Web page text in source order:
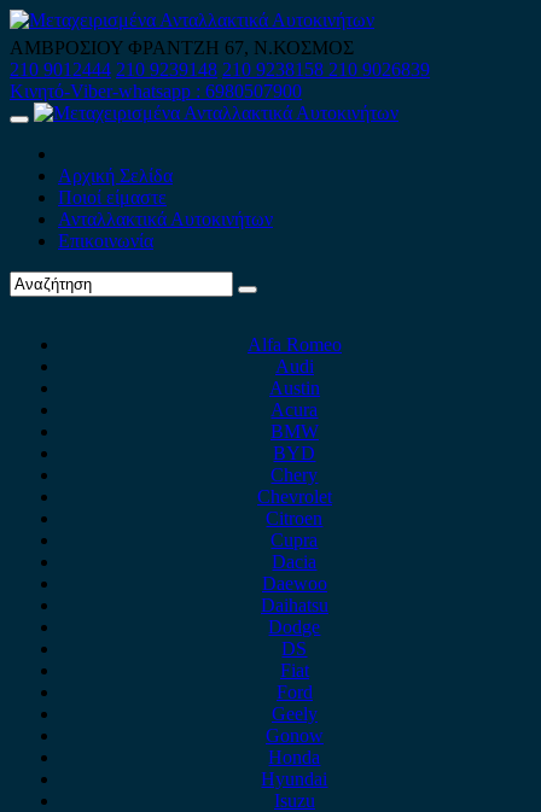
Skip
to
content
ΑΜΒΡΟΣΙΟΥ ΦΡΑΝΤΖΗ 67, Ν.ΚΟΣΜΟΣ
210 9012444 210 9239148 210 9238158 210 9026839
Κινητό-Viber-whatsapp : 6980507900
Primary
Αρχική Σελίδα
Ποιοί είμαστε
Ανταλλακτικά Αυτοκινήτων
Επικοινωνία
Alfa Romeo
Audi
Austin
Acura
BMW
BYD
Chery
Chevrolet
Citroen
Cupra
Dacia
Daewoo
Daihatsu
Dodge
DS
Fiat
Ford
Geely
Gonow
Honda
Hyundai
Isuzu